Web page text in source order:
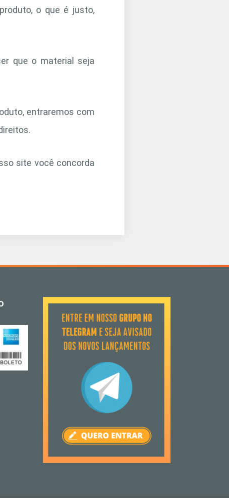
o que é justo,
que o material seja
entraremos com
site você concorda